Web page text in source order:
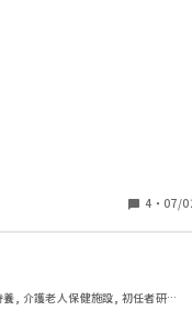
。
連絡が遅いのは困りま
スタッフに話をしに行っ
。
4 ・ 07/
, 介護老人保健施設, 初任者研